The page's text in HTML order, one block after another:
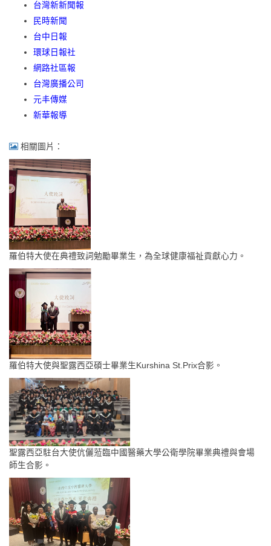
台灣新新聞報
民時新聞
台中日報
環球日報社
網路社區報
台灣廣播公司
元丰傳媒
新華報導
相關圖片：
羅伯特大使在典禮致詞勉勵畢業生，為全球健康福祉貢獻心力。
羅伯特大使與聖露西亞碩士畢業生Kurshina St.Prix合影。
聖露西亞駐台大使伉儷蒞臨中國醫藥大學公衛學院畢業典禮與會場
師生合影。